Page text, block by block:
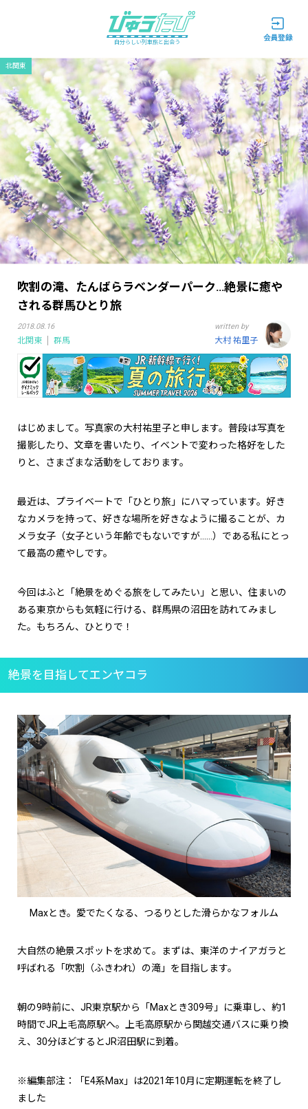
自分らしい列車旅と出会う
北関東
吹割の滝、たんばらラベンダーパーク…絶景に癒や
される群馬ひとり旅
2018.08.16
北関東 群馬
written by
大村 祐里子
はじめまして。写真家の大村祐里子と申します。普段は写真を
撮影したり、文章を書いたり、イベントで変わった格好をした
りと、さまざまな活動をしております。
最近は、プライベートで「ひとり旅」にハマっています。好き
なカメラを持って、好きな場所を好きなように撮ることが、カ
メラ女子（女子という年齢でもないですが……）である私にとっ
て最高の癒やしです。
今回はふと「絶景をめぐる旅をしてみたい」と思い、住まいの
ある東京からも気軽に行ける、群馬県の沼田を訪れてみまし
た。もちろん、ひとりで！
絶景を目指してエンヤコラ
Maxとき。愛でたくなる、つるりとした滑らかなフォルム
大自然の絶景スポットを求めて。まずは、東洋のナイアガラと
呼ばれる「吹割（ふきわれ）の滝」を目指します。
朝の9時前に、JR東京駅から「Maxとき309号」に乗車し、約1
時間でJR上毛高原駅へ。上毛高原駅から関越交通バスに乗り換
え、30分ほどするとJR沼田駅に到着。
※編集部注：「E4系Max」は2021年10月に定期運転を終了し
ました